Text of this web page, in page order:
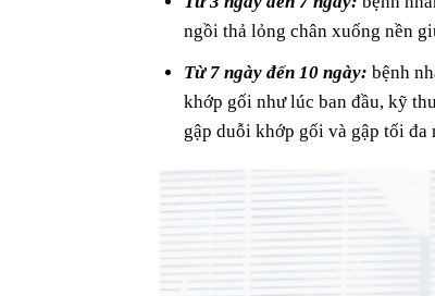
ngồi thả lỏng chân xuống nền
Từ 7 ngày đến 10 ngày: bệnh
khớp gối như lúc ban đầu, kỹ
gập duỗi khớp gối và gập tối đa